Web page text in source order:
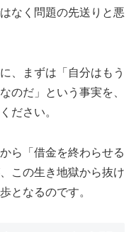
なく問題の先送りと悪
、まずは「自分はもう
のだ」という事実を、
ださい。
ら「借金を終わらせる
この生き地獄から抜け
となるのです。